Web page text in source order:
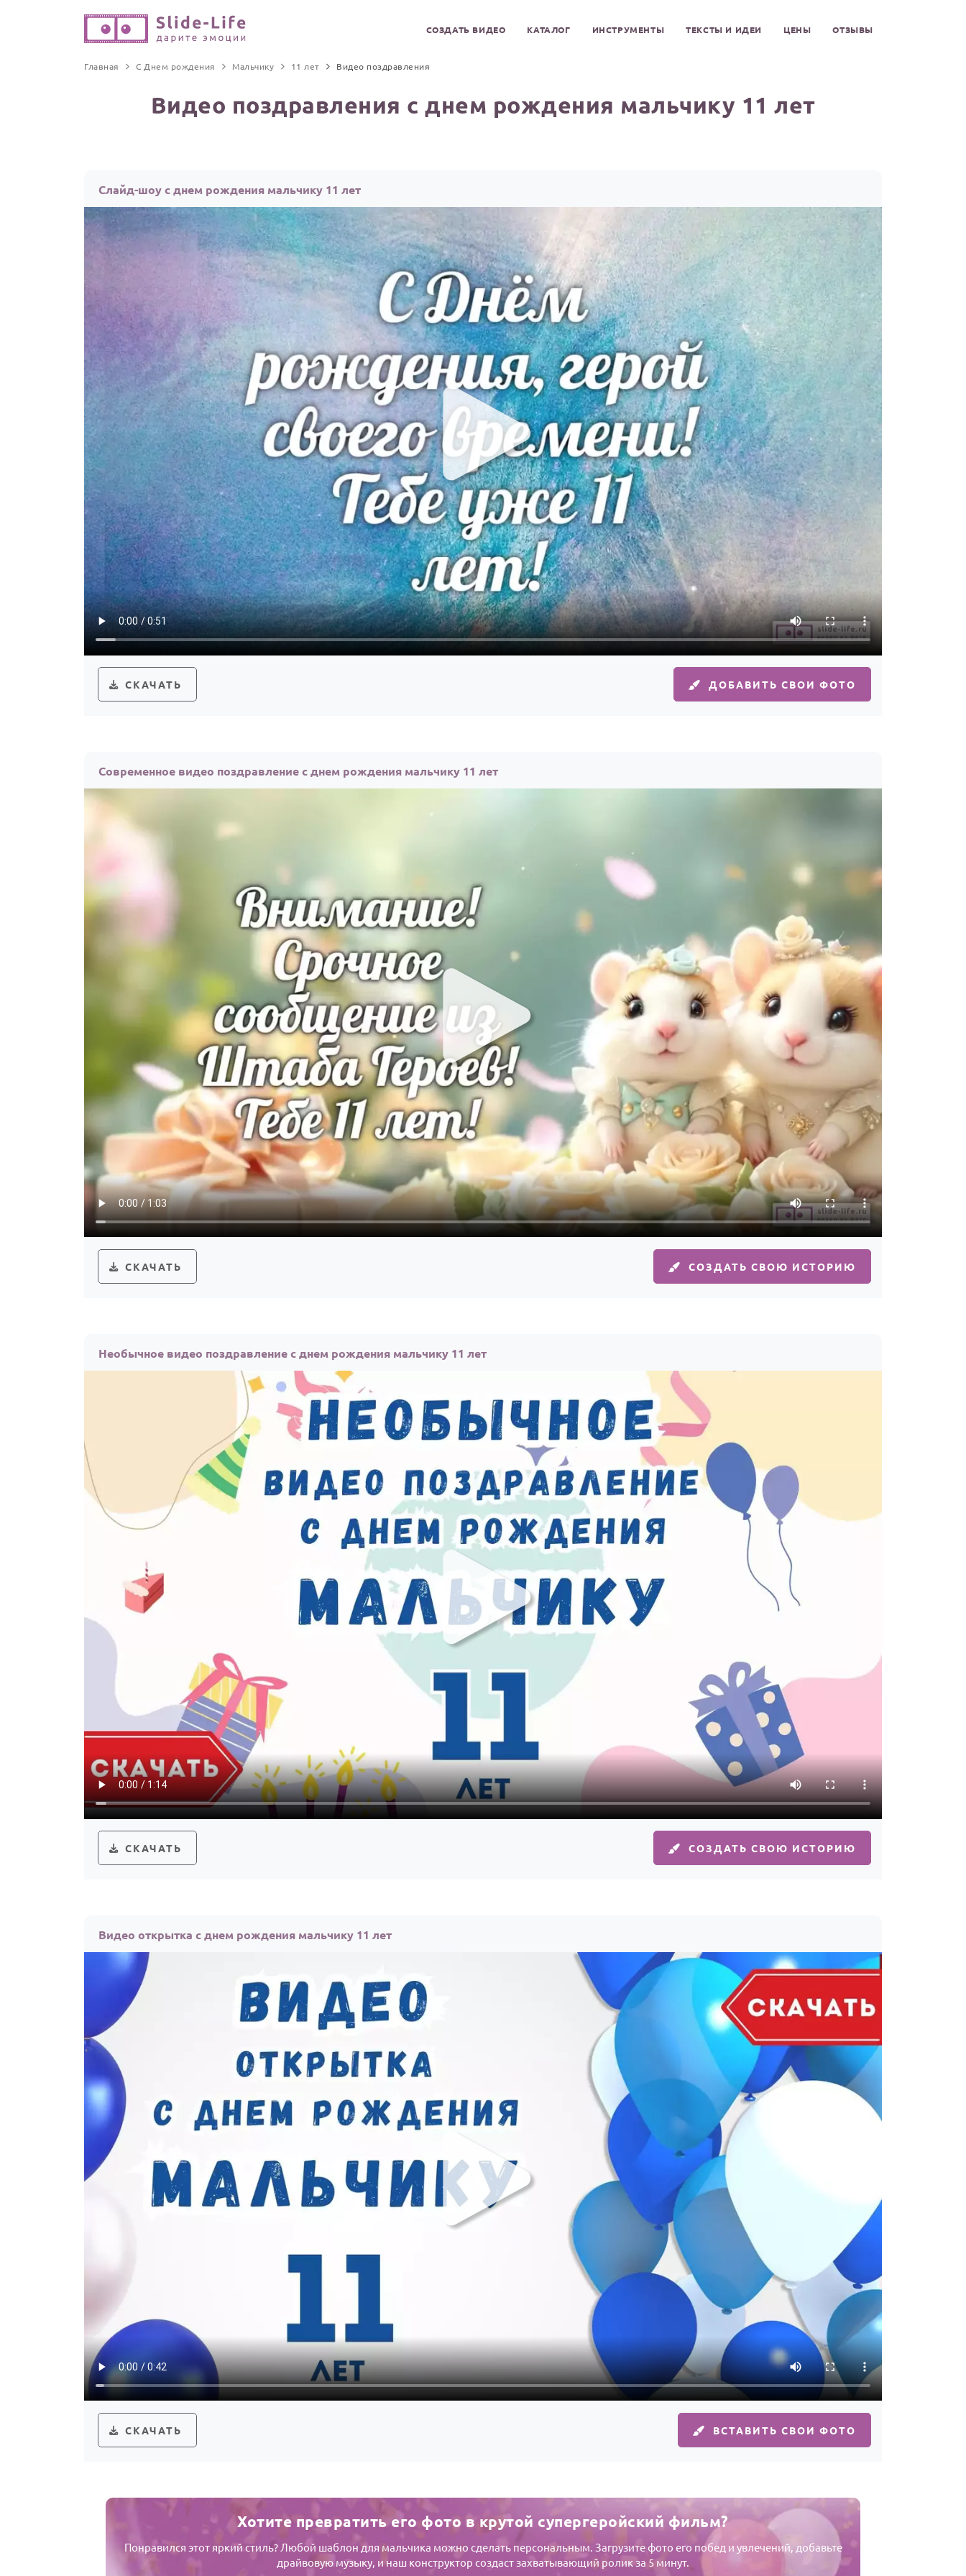
СОЗДАТЬ ВИДЕО КАТАЛОГ ИНСТРУМЕНТЫ ТЕКСТЫ И ИДЕИ ЦЕНЫ ОТЗЫВЫ
Главная С Днем рождения Мальчику 11 лет Видео поздравления
Видео поздравления с днем рождения мальчику 11 лет
Слайд-шоу с днем рождения мальчику 11 лет
СКАЧАТЬ ДОБАВИТЬ СВОИ ФОТО
Современное видео поздравление с днем рождения мальчику 11 лет
СКАЧАТЬ СОЗДАТЬ СВОЮ ИСТОРИЮ
Необычное видео поздравление с днем рождения мальчику 11 лет
СКАЧАТЬ СОЗДАТЬ СВОЮ ИСТОРИЮ
Видео открытка с днем рождения мальчику 11 лет
СКАЧАТЬ ВСТАВИТЬ СВОИ ФОТО
Хотите превратить его фото в крутой супергеройский фильм?
Понравился этот яркий стиль? Любой шаблон для мальчика можно сделать персональным. Загрузите фото его побед и увлечений, добавьте
драйвовую музыку, и наш конструктор создаст захватывающий ролик за 5 минут.